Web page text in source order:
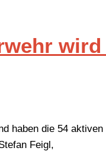
haben die 54 aktiven
Feigl,